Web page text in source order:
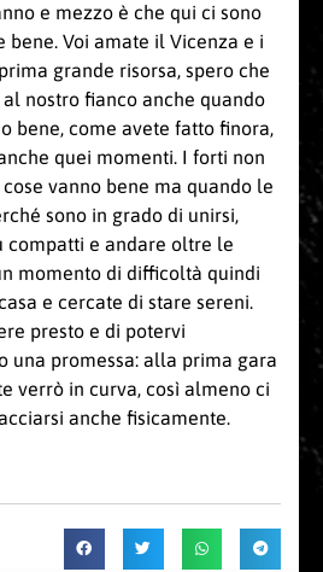
e mezzo è che qui ci sono
bene. Voi amate il Vicenza e i
grande risorsa, spero che
nostro fianco anche quando
bene, come avete fatto finora,
quei momenti. I forti non
vanno bene ma quando le
sono in grado di unirsi,
compatti e andare oltre le
momento di difficoltà quindi
e cercate di stare sereni.
presto e di potervi
una promessa: alla prima gara
verrò in curva, così almeno ci
anche fisicamente.